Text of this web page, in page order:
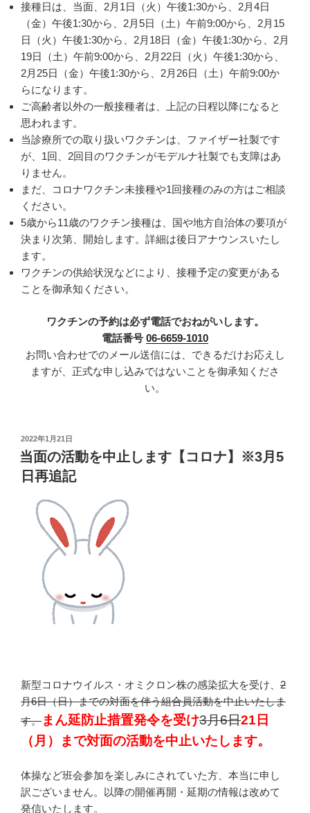
接種日は、当面、2月1日（火）午後1:30から、2月4日
（金）午後1:30から、2月5日（土）午前9:00から、2月15
日（火）午後1:30から、2月18日（金）午後1:30から、2月
19日（土）午前9:00から、2月22日（火）午後1:30から、
2月25日（金）午後1:30から、2月26日（土）午前9:00か
らになります。
ご高齢者以外の一般接種者は、上記の日程以降になると
思われます。
当診療所での取り扱いワクチンは、ファイザー社製です
が、1回、2回目のワクチンがモデルナ社製でも支障はあ
りません。
まだ、コロナワクチン未接種や1回接種のみの方はご相談
ください。
5歳から11歳のワクチン接種は、国や地方自治体の要項が
決まり次第、開始します。詳細は後日アナウンスいたし
ます。
ワクチンの供給状況などにより、接種予定の変更がある
ことを御承知ください。
ワクチンの予約は必ず電話でおねがいします。
電話番号 06-6659-1010
お問い合わせでのメール送信には、できるだけお応えし
ますが、正式な申し込みではないことを御承知くださ
い。
投
稿
日:
2022年1月21日
当面の活動を中止します【コロナ】※3月5
日再追記
新型コロナウイルス・オミクロン株の感染拡大を受け、 2
月6日（日）までの対面を伴う組合員活動を中止いたしま
す。まん延防止措置発令を受け3月6日21日
（月）まで対面の活動を中止いたします。
体操など班会参加を楽しみにされていた方、本当に申し
訳ございません。以降の開催再開・延期の情報は改めて
発信いたします。